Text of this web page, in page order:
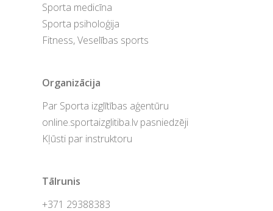
Organizācija
Par Sporta izglītības aģentūru
online.sportaizglitiba.lv pasniedzēji
Kļūsti par instruktoru
Sporta medicīna
Sporta psiholoģija
Fitness, Veselības sports
Tālrunis
+371 29388383